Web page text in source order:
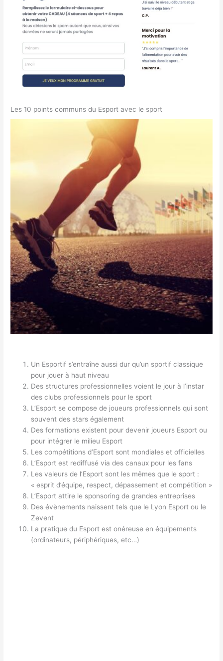
Les 10 points communs du Esport avec le sport
Un Esportif s’entraîne aussi dur qu’un sportif classique
pour jouer à haut niveau
Des structures professionnelles voient le jour à l’instar
des clubs professionnels pour le sport
L’Esport se compose de joueurs professionnels qui sont
souvent des stars également
Des formations existent pour devenir joueurs Esport ou
pour intégrer le milieu Esport
Les compétitions d’Esport sont mondiales et officielles
L’Esport est rediffusé via des canaux pour les fans
Les valeurs de l’Esport sont les mêmes que le sport :
« esprit d’équipe, respect, dépassement et compétition »
L’Esport attire le sponsoring de grandes entreprises
Des évènements naissent tels que le Lyon Esport ou le
Zevent
La pratique du Esport est onéreuse en équipements
(ordinateurs, périphériques, etc…)